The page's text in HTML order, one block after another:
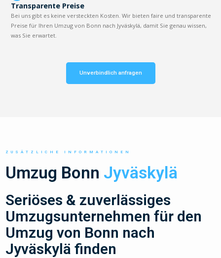
Transparente Preise
Bei uns gibt es keine versteckten Kosten. Wir bieten faire und transparente
Preise für Ihren Umzug von Bonn nach Jyväskylä, damit Sie genau wissen,
was Sie erwartet.
Unverbindlich anfragen
ZUSÄTZLICHE INFORMATIONEN
Umzug Bonn Jyväskylä
Seriöses & zuverlässiges
Umzugsunternehmen für den
Umzug von Bonn nach
Jyväskylä finden